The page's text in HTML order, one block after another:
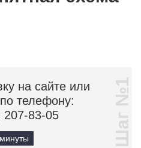
на сайте или
телефону:
207-83-05
Шаг №1